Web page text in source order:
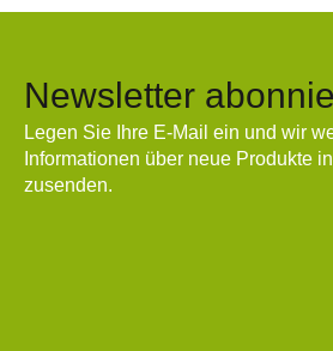
Newsletter
Legen Sie Ihre E-Mail ein und wir
Informationen über neue Produkte
zusenden.